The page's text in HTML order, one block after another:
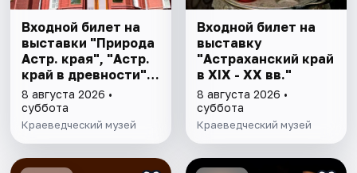
Входной билет на
выставки "Природа
Астр. края", "Астр.
край в древности",
"Заселение Астр.
края"
8 августа 2026 •
суббота
Краеведческий музей
Входной билет на
выставку
"Астраханский край
в XIX - XX вв."
8 августа 2026 •
суббота
Краеведческий музей